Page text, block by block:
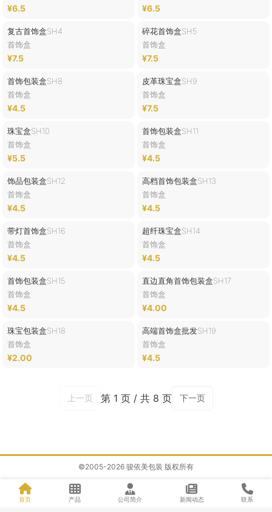
¥6.5 ¥6.5
复古首饰盒SH4
首饰盒
¥7.5
碎花首饰盒SH5
首饰盒
¥7.5
首饰包装盒SH8
首饰盒
¥4.5
皮革珠宝盒SH9
首饰盒
¥7.5
珠宝盒SH10
首饰盒
¥5.5
首饰包装盒SH11
首饰盒
¥4.5
饰品包装盒SH12
首饰盒
¥4.5
高档首饰包装盒SH13
首饰盒
¥4.5
带灯首饰盒SH16
首饰盒
¥4.5
超纤珠宝盒SH14
首饰盒
¥4.5
首饰包装盒SH15
首饰盒
¥4.5
直边直角首饰包装盒SH17
首饰盒
¥4.00
珠宝包装盒SH18
首饰盒
¥2.00
高端首饰盒批发SH19
首饰盒
¥4.5
上一页 第 1 页 / 共 8 页 下一页
©2005-2026 骏依美包装 版权所有
首页 产品 公司简介 新闻动态 联系